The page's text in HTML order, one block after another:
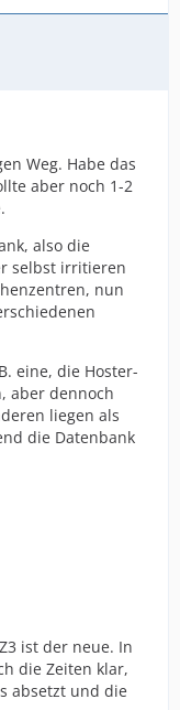
Weg. Habe das
aber noch 1-2
also die
selbst irritieren
nun
eine, die Hoster-
aber dennoch
liegen als
die Datenbank
ist der neue. In
die Zeiten klar,
absetzt und die